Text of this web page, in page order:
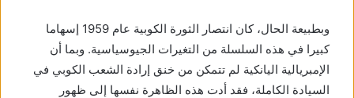
وبطبيعة الحال، كان انتصار الثورة الكوبية عام 1959 إسهاما
كبيرا في هذه السلسلة من التغيرات الجيوسياسية. وبما أن
الإمبريالية اليانكية لم تتمكن من خنق إرادة الشعب الكوبي في
السيادة الكاملة، فقد أدت هذه الظاهرة نفسها إلى ظهور